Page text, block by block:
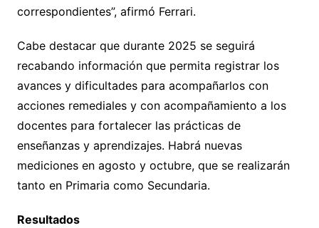
correspondientes”, afirmó Ferrari.
Cabe destacar que durante 2025 se seguirá
recabando información que permita registrar los
avances y dificultades para acompañarlos con
acciones remediales y con acompañamiento a los
docentes para fortalecer las prácticas de
enseñanzas y aprendizajes. Habrá nuevas
mediciones en agosto y octubre, que se realizarán
tanto en Primaria como Secundaria.
Resultados